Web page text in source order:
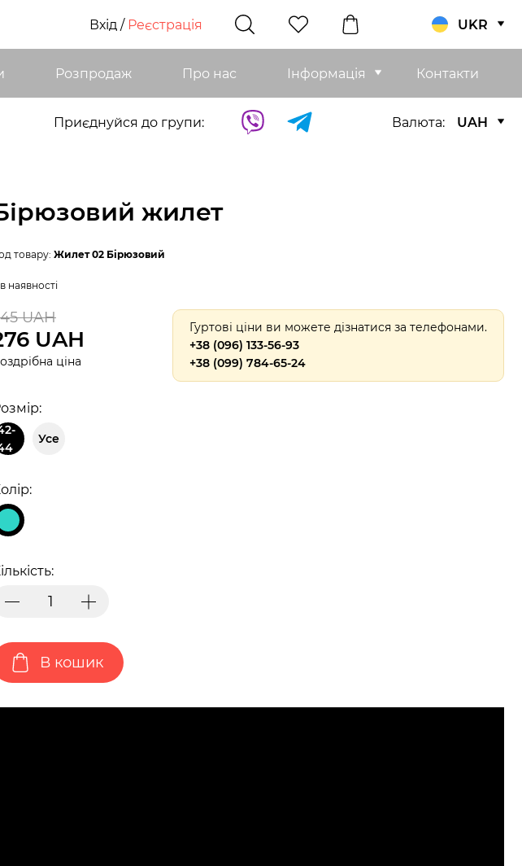
Вхід / Реєстрація UKR
Розпродаж Про нас Інформація Контакти
Приєднуйся до групи: Валюта: UAH
жилет
товару: Жилет 02 Бірюзовий
наявності
UAH
UAH
ціна
Гуртові ціни ви можете дізнатися за телефонами.
+38 (096) 133-56-93
+38 (099) 784-65-24
Усе
В кошик